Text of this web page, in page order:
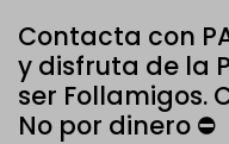
Contacta con
y disfruta de la
ser Follamigos.
No por dinero ⛔